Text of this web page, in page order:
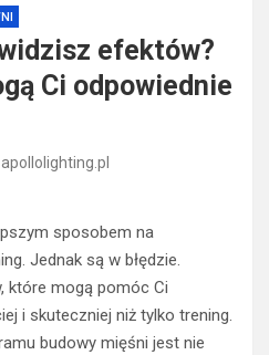
efektów?
Ci odpowiednie
sposobem na
Jednak są w błędzie.
które mogą pomóc Ci
i skuteczniej niż tylko trening.
budowy mięśni jest nie